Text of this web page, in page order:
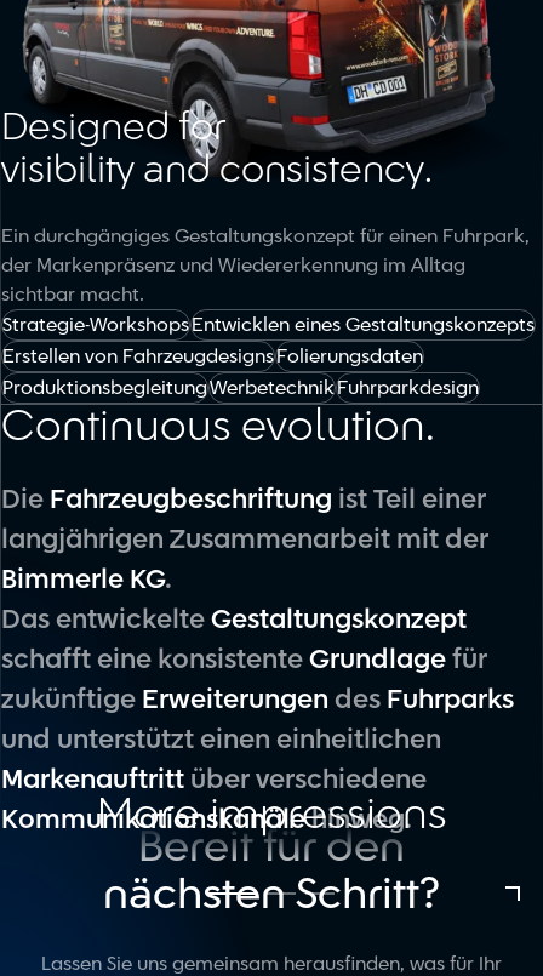
Designed for
visibility and consistency.
Ein durchgängiges Gestaltungskonzept für einen Fuhrpark,
der Markenpräsenz und Wiedererkennung im Alltag
sichtbar macht.
Strategie-WorkshopsEntwicklen eines Gestaltungskonzepts
Erstellen von FahrzeugdesignsFolierungsdaten
ProduktionsbegleitungWerbetechnikFuhrparkdesign
Continuous evolution.
Die Fahrzeugbeschriftung ist Teil einer
langjährigen Zusammenarbeit mit der
Bimmerle KG.
Das entwickelte Gestaltungskonzept
schafft eine konsistente Grundlage für
zukünftige Erweiterungen des Fuhrparks
und unterstützt einen einheitlichen
Markenauftritt über verschiedene
Kommunikationskanälehinweg.
More impressions
Bereit für den
nächsten Schritt?
Lassen Sie uns gemeinsam herausfinden, was für Ihr